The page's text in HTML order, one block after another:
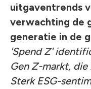
uitgaventrends
verwachting de
generatie in de
'Spend Z'
Gen Z-markt, die
Sterk ESG-